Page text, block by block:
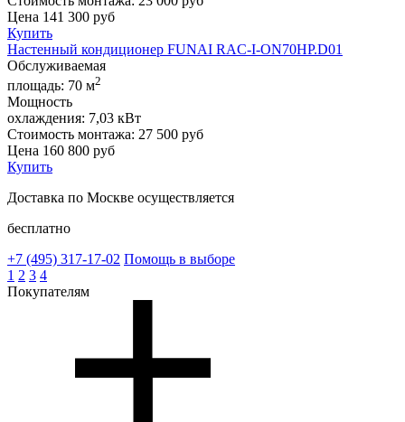
Цена 141 300 руб
Купить
Настенный кондиционер FUNAI RAC-I-ON70HP.D01
Обслуживаемая
площадь: 70 м2
Мощность
охлаждения: 7,03 кВт
Стоимость монтажа: 27 500 руб
Цена 160 800 руб
Купить
Доставка по Москве осуществляется
бесплатно
+7 (495) 317-17-02 Помощь в выборе
1 2 3 4
Покупателям